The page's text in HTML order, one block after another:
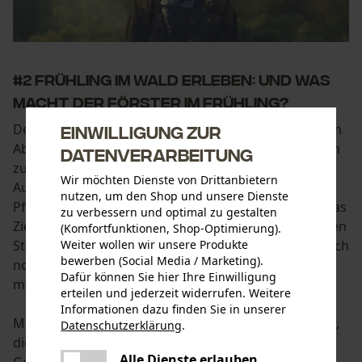
#2 Frühling im Wald erleben: Und was
macht der Förster im Frühling?
Der Förster verbringt viel Zeit im Wald - aber nicht um
Abenteuer zu erleben, sondern um Forstmaßnahmen
zu erledigen. Im Frühling gehört vor allem das
Aufforsten zu seinen Aufgaben. Zum Beispiel das
Pflanzen von Schlehen, Weißdorn, Erle und Weide. Das
Ziel ist dabei ein mehrstufiger Wald, der auch Stürmen
Stand hält. Manchmal werden im Frühling nachträglich
noch Bäume gefällt, falls der Boden im Winter zu
matschig für die Waldfahrzeuge war.
Mit diesen Maßnahmen verbunden sind auch Regeln,
die von Besuchern im Wald beachtet werden sollten.
Einwilligung zur
Datenverarbeitung
Wir möchten Dienste von Drittanbietern
nutzen, um den Shop und unsere Dienste
zu verbessern und optimal zu gestalten
(Komfortfunktionen, Shop-Optimierung).
Weiter wollen wir unsere Produkte
bewerben (Social Media / Marketing).
Dafür können Sie hier Ihre Einwilligung
erteilen und jederzeit widerrufen. Weitere
Informationen dazu finden Sie in unserer
Datenschutzerklärung.
Es ist ein Fehler aufgetreten. Bitte